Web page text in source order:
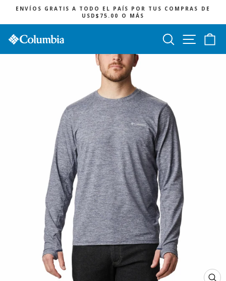
al
contenido
ENVÍOS GRATIS A TODO EL PAÍS POR TUS COMPRAS DE
USD$75.00 O MÁS
Buscar